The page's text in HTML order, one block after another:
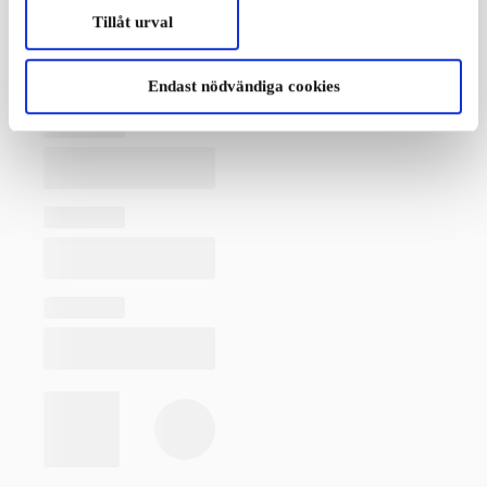
Tillåt urval
Endast nödvändiga cookies